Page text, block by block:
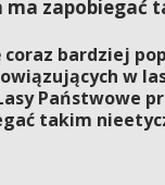
zapobiegać
bardziej
w
Państwowe
takim